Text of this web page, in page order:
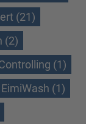
(21)
(2)
(1)
EimiWash (1)